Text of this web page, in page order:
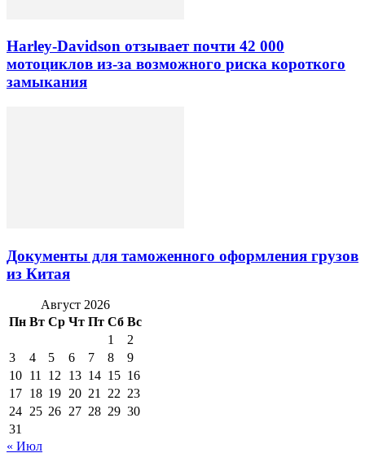
Harley-Davidson отзывает почти 42 000
мотоциклов из-за возможного риска короткого
замыкания
Документы для таможенного оформления грузов
из Китая
Август 2026
Пн Вт Ср Чт Пт Сб Вс
1
2
3
4 5 6 7 8
9
10 11 12 13 14 15 16
17 18 19 20 21 22 23
24 25 26 27 28 29 30
31
« Июл